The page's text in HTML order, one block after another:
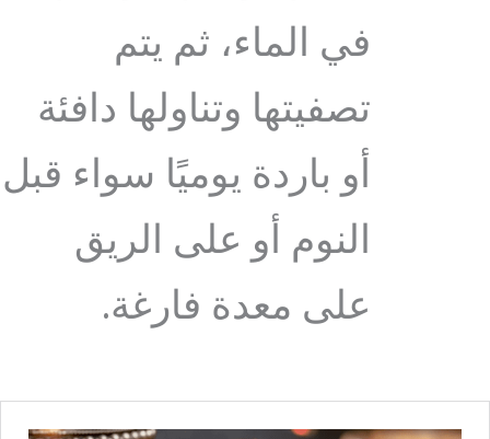
في الماء، ثم يتم
تصفيتها وتناولها دافئة
أو باردة يوميًا سواء قبل
النوم أو على الريق
على معدة فارغة.